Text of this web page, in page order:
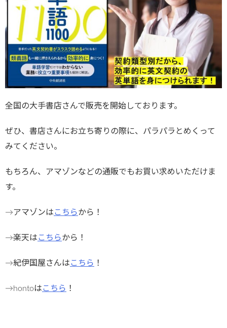
全国の大手書店さんで販売を開始しております。
ぜひ、書店さんにお立ち寄りの際に、パラパラとめくって
みてください。
もちろん、アマゾンなどの通販でもお買い求めいただけま
す。
→アマゾンは こちらから！
→楽天は こちらから！
→紀伊国屋さんは こちら ！
→hontoは こちら ！